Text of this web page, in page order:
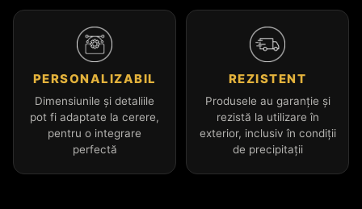
PERSONALIZABIL
Dimensiunile și detaliile
pot fi adaptate la cerere,
pentru o integrare
perfectă
REZISTENT
Produsele au garanție și
rezistă la utilizare în
exterior, inclusiv în condiții
de precipitații